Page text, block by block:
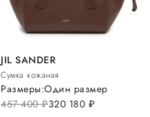
JIL SANDER
Сумка кожаная
457 400руб.320 180 руб.
Размеры:Один размер